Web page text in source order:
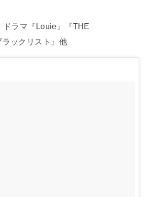
ドラマ『Louie』『THE
ックリスト』他